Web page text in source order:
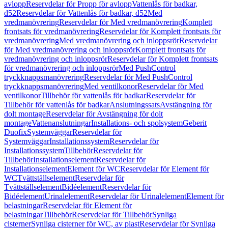
avloppReservdelar för Propp för avloppVattenlås för badkar,
d52Reservdelar för Vattenlås för badkar, d52Med
vredmanövreringReservdelar för Med vredmanövreringKomplett
frontsats för vredmanövreringReservdelar för Komplett frontsats för
vredmanövreringMed vredmanövrering och inloppsrörReservdelar
för Med vredmanövrering och inloppsrörKomplett frontsats för
vredmanövrering och inloppsrörReservdelar för Komplett frontsats
för vredmanövrering och inloppsrörMed PushControl
tryckknappsmanövreringReservdelar för Med PushControl
tryckknappsmanövreringMed ventilkonorReservdelar för Med
ventilkonorTillbehör för vattenlås för badkarReservdelar för
Tillbehör för vattenlås för badkarAnslutningssatsAvstängning för
dolt montageReservdelar för Avstängning för dolt
montageVattenanslutningarInstallations- och spolsystemGeberit
DuofixSystemväggarReservdelar för
SystemväggarInstallationssystemReservdelar för
InstallationssystemTillbehörReservdelar för
TillbehörInstallationselementReservdelar för
InstallationselementElement för WCReservdelar för Element för
WCTvättställselementReservdelar för
TvättställselementBidéelementReservdelar för
BidéelementUrinalelementReservdelar för UrinalelementElement för
belastningarReservdelar för Element för
belastningarTillbehörReservdelar för TillbehörSynliga
cisternerSynliga cisterner för WC, av plastReservdelar för Synliga